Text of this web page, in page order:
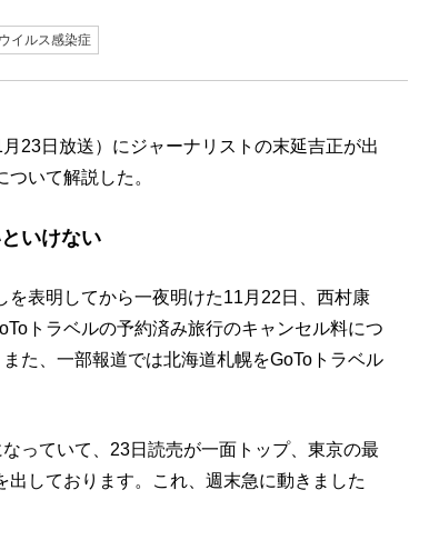
イルス感染症
23日放送）にジャーナリストの末延吉正が出
いて解説した。
いけない
表明してから一夜明けた11月22日、西村康
トラベルの予約済み旅行のキャンセル料につ
た、一部報道では北海道札幌をGoToトラベル
っていて、23日読売が一面トップ、東京の最
しております。これ、週末急に動きました